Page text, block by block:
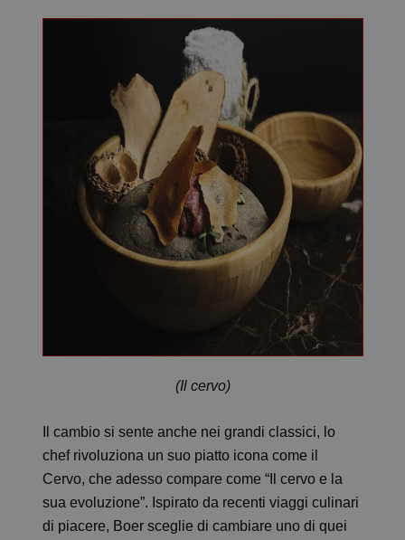
(Il cervo)
Il cambio si sente anche nei grandi classici, lo
chef rivoluziona un suo piatto icona come il
Cervo, che adesso compare come “Il cervo e la
sua evoluzione”. Ispirato da recenti viaggi culinari
di piacere, Boer sceglie di cambiare uno di quei